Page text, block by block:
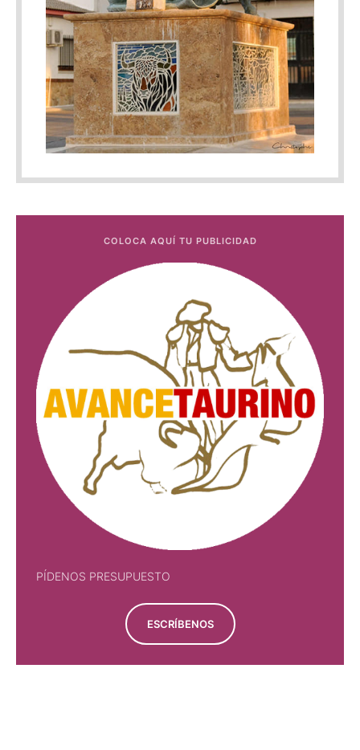
COLOCA AQUÍ TU PUBLICIDAD
PÍDENOS PRESUPUESTO
ESCRÍBENOS